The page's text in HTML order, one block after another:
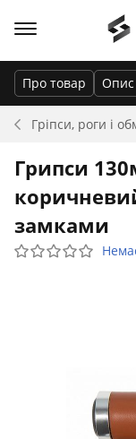
Гріпси, роги і
Про товар Опис
Грипси
замками